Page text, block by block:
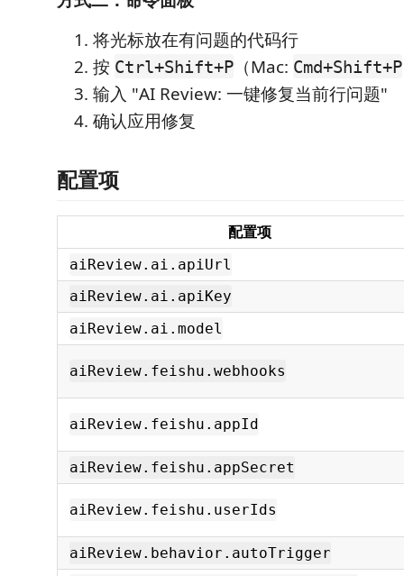
将光标放在有问题的代码行
按 Ctrl+Shift+P （Mac: Cmd+Shift+P
输入 "AI Review: 一键修复当前行问题"
确认应用修复
配置项
配置项
aiReview.ai.apiUrl
aiReview.ai.apiKey
aiReview.ai.model
aiReview.feishu.webhooks
aiReview.feishu.appId
aiReview.feishu.appSecret
aiReview.feishu.userIds
aiReview.behavior.autoTrigger